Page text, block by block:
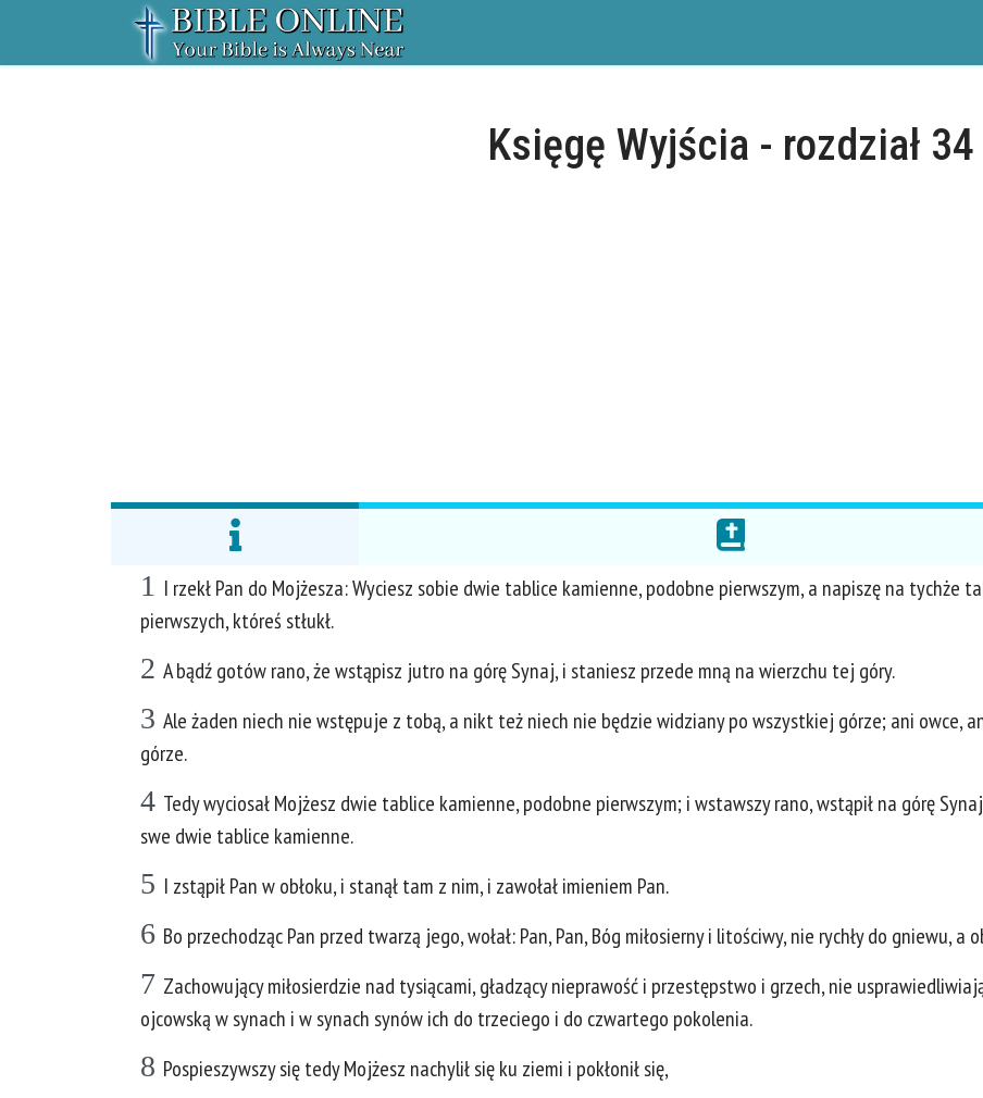
Księgę Wyjścia - rozdział 34
1 I rzekł Pan do Mojżesza: Wyciesz sobie dwie tablice kamienne, podobne pierwszym, a napiszę na tychże
pierwszych, któreś stłukł.
2 A bądź gotów rano, że wstąpisz jutro na górę Synaj, i staniesz przede mną na wierzchu tej góry.
3 Ale żaden niech nie wstępuje z tobą, a nikt też niech nie będzie widziany po wszystkiej górze; ani owce,
górze.
4 Tedy wyciosał Mojżesz dwie tablice kamienne, podobne pierwszym; i wstawszy rano, wstąpił na górę
swe dwie tablice kamienne.
5 I zstąpił Pan w obłoku, i stanął tam z nim, i zawołał imieniem Pan.
6 Bo przechodząc Pan przed twarzą jego, wołał: Pan, Pan, Bóg miłosierny i litościwy, nie rychły do gniewu,
7 Zachowujący miłosierdzie nad tysiącami, gładzący nieprawość i przestępstwo i grzech, nie
ojcowską w synach i w synach synów ich do trzeciego i do czwartego pokolenia.
8 Pospieszywszy się tedy Mojżesz nachylił się ku ziemi i pokłonił się,